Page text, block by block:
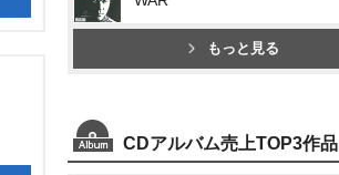
もっと見る
CDアルバム売上TOP3作品